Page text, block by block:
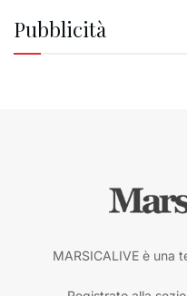
Pubblicità
MARSICALIVE è una